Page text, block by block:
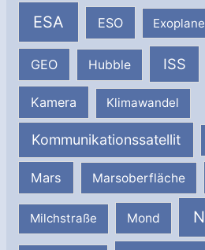
ESA ESO
GEO Hubble ISS
Kamera Klimawandel
Kommunikationssatellit
Mars Marsoberfläche
Milchstraße Mond